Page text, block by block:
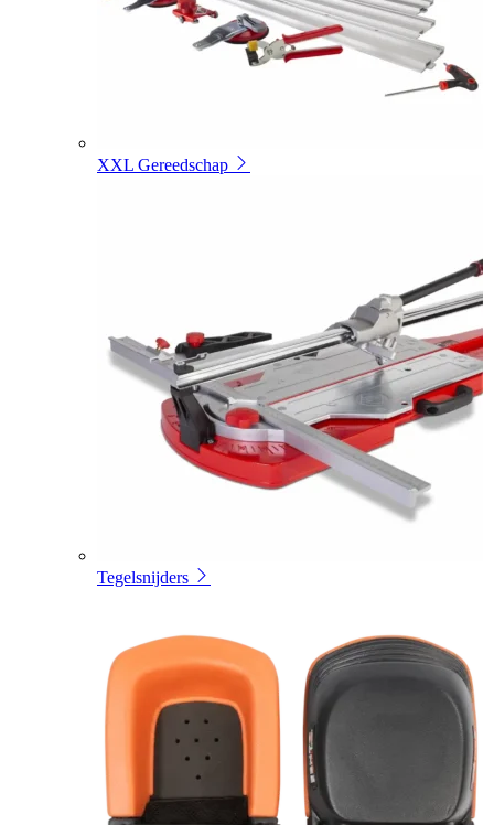
XXL Gereedschap
Tegelsnijders